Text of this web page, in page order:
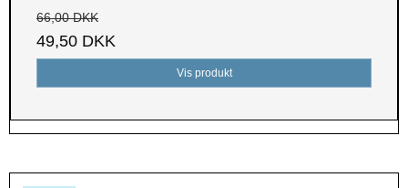
66,00 DKK
49,50 DKK
Vis produkt